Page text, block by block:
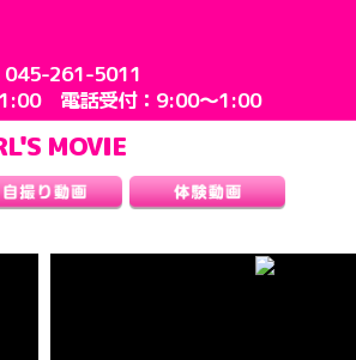
045-261-5011
電話受付：9:00～1:00
MOVIE